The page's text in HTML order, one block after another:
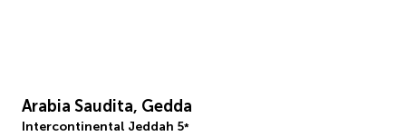
Arabia Saudita, Gedda
Intercontinental Jeddah 5*